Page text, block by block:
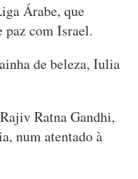
Árabe, que
paz com Israel.
de beleza, Iulia
Ratna Gandhi,
num atentado à